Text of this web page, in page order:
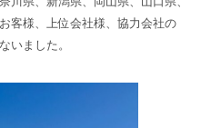
客様、上位会社様、協力会社の
いました。